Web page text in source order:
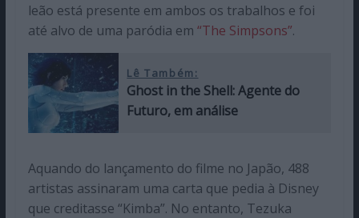
leão está presente em ambos os trabalhos e foi
até alvo de uma paródia em “The Simpsons”.
Lê Também:
Ghost in the Shell: Agente do
Futuro, em análise
Aquando do lançamento do filme no Japão, 488
artistas assinaram uma carta que pedia à Disney
que creditasse “Kimba”. No entanto, Tezuka